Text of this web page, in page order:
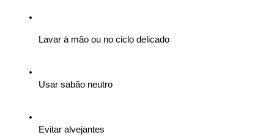
Lavar à mão ou no ciclo delicado
Usar sabão neutro
Evitar alvejantes